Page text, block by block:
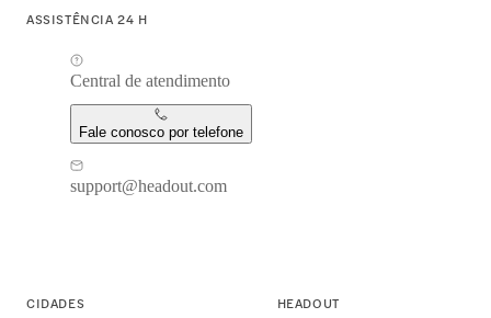
ASSISTÊNCIA 24 H
Central de atendimento
Fale conosco por telefone
support@headout.com
CIDADES HEADOUT